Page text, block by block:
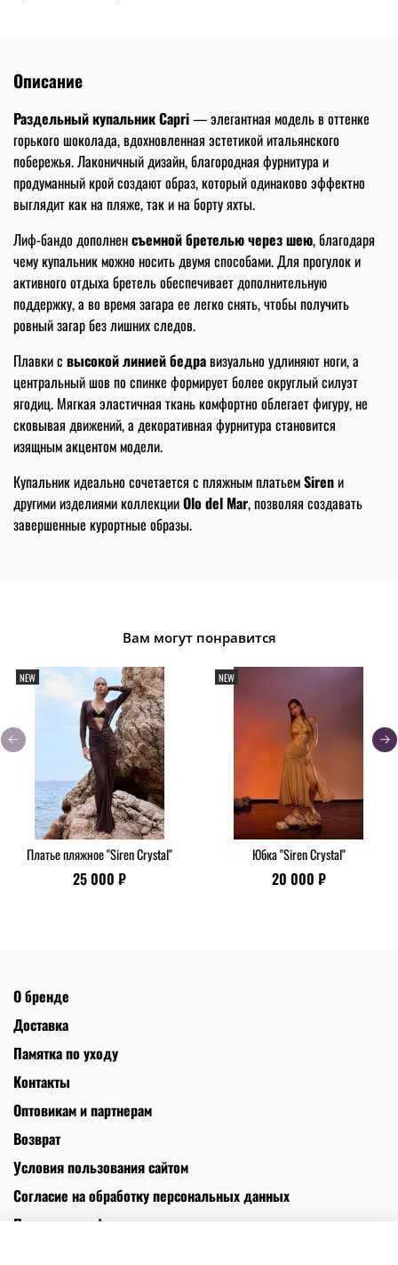
Описание
Раздельный купальник Capri— элегантная модель в оттенке
горького шоколада, вдохновленная эстетикой итальянского
побережья. Лаконичный дизайн, благородная фурнитура и
продуманный крой создают образ, который одинаково эффектно
выглядит как на пляже, так и на борту яхты.
Лиф-бандо дополненсъемной бретелью через шею, благодаря
чему купальник можно носить двумя способами. Для прогулок и
активного отдыха бретель обеспечивает дополнительную
поддержку, а во время загара ее легко снять, чтобы получить
ровный загар без лишних следов.
Плавки с высокой линией бедравизуально удлиняют ноги, а
центральный шов по спинке формирует более округлый силуэт
ягодиц. Мягкая эластичная ткань комфортно облегает фигуру, не
сковывая движений, а декоративная фурнитура становится
изящным акцентом модели.
Купальник идеально сочетается с пляжным платьемSirenи
другими изделиями коллекцииOlo del Mar, позволяя создавать
завершенные курортные образы.
Вам могут понравится
NEW
Платье пляжное "Siren Crystal"
25 000 ₽
NEW
Юбка "Siren Crystal"
20 000 ₽
О бренде
Доставка
Памятка по уходу
Контакты
Оптовикам и партнерам
Возврат
Условия пользования сайтом
Согласие на обработку персональных данных
Политика конфиденциальности